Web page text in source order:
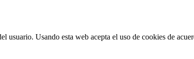
usuario. Usando esta web acepta el uso de cookies de